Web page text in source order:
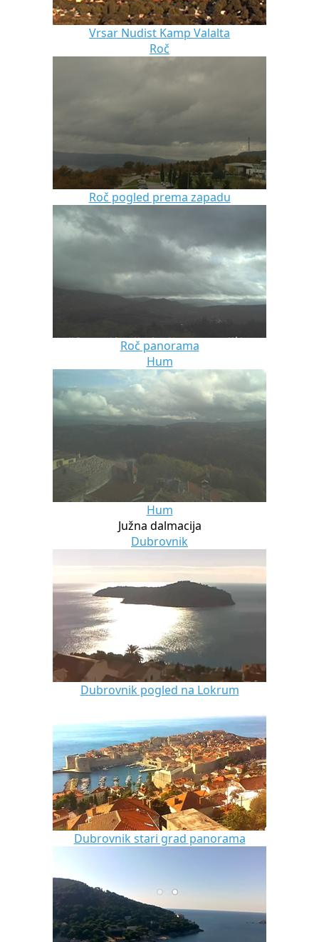
Vrsar Nudist Kamp Valalta
Roč
Roč pogled prema zapadu
Roč panorama
Hum
Hum
Južna dalmacija
Dubrovnik
Dubrovnik pogled na Lokrum
Dubrovnik stari grad panorama